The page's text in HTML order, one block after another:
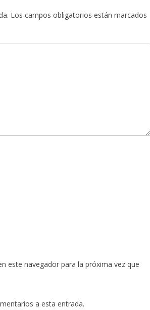
Los campos obligatorios están marcados
este navegador para la próxima vez que
a esta entrada.